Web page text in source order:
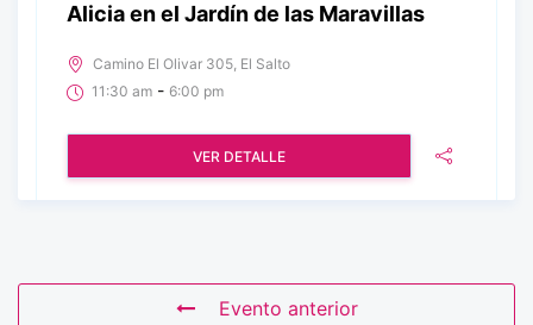
Alicia en el Jardín de las Maravillas
Camino El Olivar 305, El Salto
11:30 am - 6:00 pm
VER DETALLE
Evento anterior